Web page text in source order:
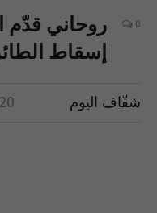
روحاني قدّم
إسقاط
0
شفّاف اليوم